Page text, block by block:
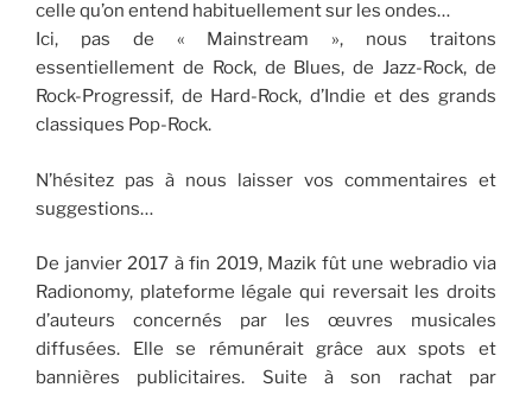
celle qu’on entend habituellement sur les ondes…
Ici, pas de « Mainstream », nous traitons
essentiellement de Rock, de Blues, de Jazz-Rock, de
Rock-Progressif, de Hard-Rock, d’Indie et des grands
classiques Pop-Rock.
N’hésitez pas à nous laisser vos commentaires et
suggestions…
De janvier 2017 à fin 2019, Mazik fût une webradio via
Radionomy, plateforme légale qui reversait les droits
d’auteurs concernés par les œuvres musicales
diffusées. Elle se rémunérait grâce aux spots et
bannières publicitaires. Suite à son rachat par